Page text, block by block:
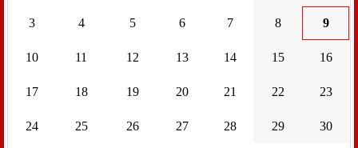
3 4 5 6 7 8 9
10 11 12 13 14 15 16
17 18 19 20 21 22 23
24 25 26 27 28 29 30